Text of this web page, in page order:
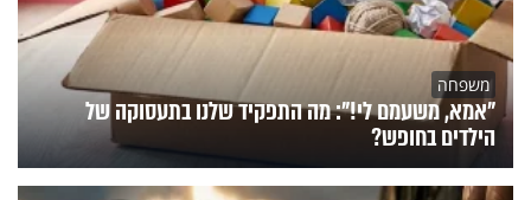
משפחה
"אמא, משעמם לי!": מה התפקיד שלנו בתעסוקה של
הילדים בחופש?